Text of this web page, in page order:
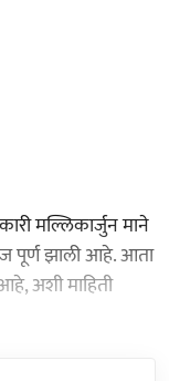
मल्लिकार्जुन माने
पूर्ण झाली आहे. आता
अशी माहिती